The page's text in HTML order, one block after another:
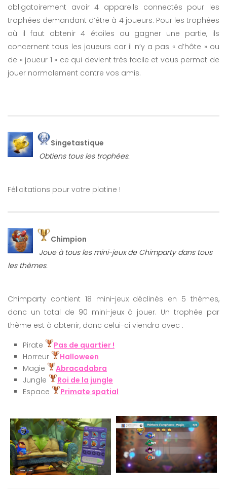
obligatoirement avoir 4 appareils connectés pour les
trophées demandant d’être à 4 joueurs. Pour les trophées
où il faut obtenir 4 étoiles ou gagner une partie, ils
concernent tous les joueurs car il n’y a pas « d’hôte » ou
de « joueur 1 » ce qui devient très facile et vous permet de
jouer normalement contre vos amis.
Singetastique
Obtiens tous les trophées.
Félicitations pour votre platine !
Chimpion
Joue à tous les mini-jeux de Chimparty dans tous
les thèmes.
Chimparty contient 18 mini-jeux déclinés en 5 thèmes,
donc un total de 90 mini-jeux à jouer. Un trophée par
thème est à obtenir, donc celui-ci viendra avec :
Pirate
Pas de quartier !
Horreur
Halloween
Magie
Abracadabra
Jungle
Roi de la jungle
Espace
Primate spatial